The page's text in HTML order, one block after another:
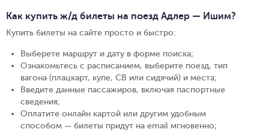
Как купить ж/д билеты на поезд Адлер — Ишим?
Купить билеты на сайте просто и быстро:
Выберете маршрут и дату в форме поиска;
Ознакомьтесь с расписанием, выберите поезд, тип
вагона (плацкарт, купе, СВ или сидячий) и места;
Введите данные пассажиров, включая паспортные
сведения;
Оплатите онлайн картой или другим удобным
способом — билеты придут на email мгновенно;